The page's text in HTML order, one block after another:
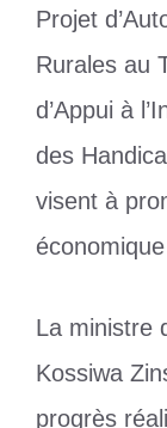
Projet
Rurales au
d’Appui à
des
visent à
La ministre
Kossiwa
progrès